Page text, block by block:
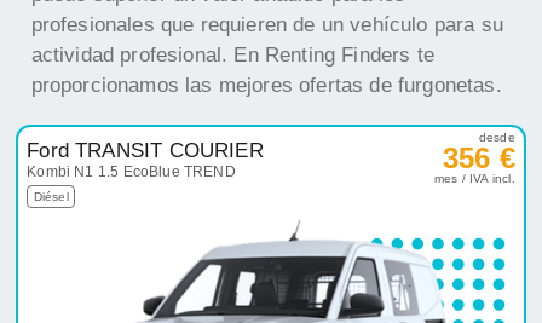
profesionales que requieren de un vehículo para su
actividad profesional. En Renting Finders te
proporcionamos las mejores ofertas de furgonetas.
Ford TRANSIT COURIER
Kombi N1 1.5 EcoBlue TREND
Diésel
desde
356 €
mes / IVA incl.